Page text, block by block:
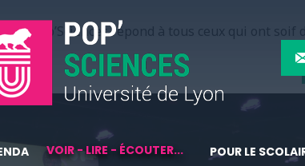
Pop’Sciences répond à tous ceux qui ont soif
VOIR - LIRE - ÉCOUTER... POUR LE